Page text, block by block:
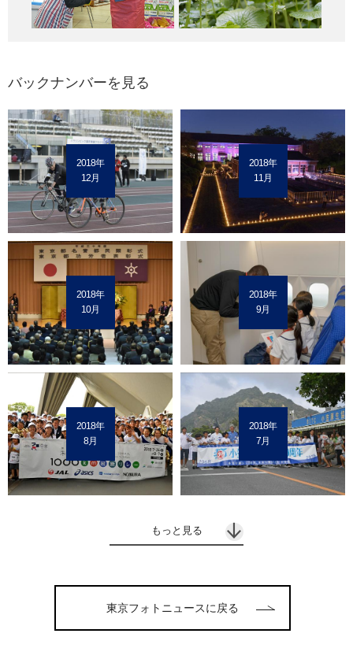
バックナンバーを見る
2018年
12月
2018年
11月
2018年
10月
2018年
9月
2018年
8月
2018年
7月
もっと見る
東京フォトニュースに戻る